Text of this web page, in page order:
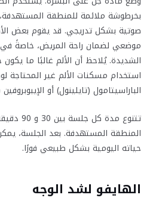
بخرطوشة ملائمة للمنطقة
صوتية بشكل تدريجي. قد يقوم بعض
موضعي لضمان راحة المريض، خاصةً
الشديدة. يُلاحظ أن الألم غالبًا ما
استخدام مسكنات الألم غير المحتاجة
الباراسيتامول (تايلينول) أو
تتنوع
المنطقة المستهدفة. بعد الجلسة،
حياته اليومية بشكل طبيعي فورًا.
الهايفو لشد الوجه